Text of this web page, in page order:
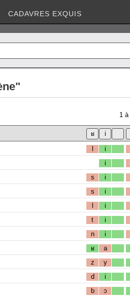
CADAVRES EXQUIS
1 à
l i
i
s i
s i
l i
t i
n i
ʁ a
z y
d i
b ɔ